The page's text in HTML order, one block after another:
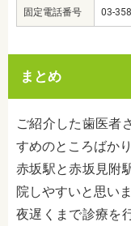
固定電話番号 03-
まとめ
ご紹介した歯医者
すめのところばかり
赤坂駅と赤坂見附
院しやすいと思いま
夜遅くまで診療を